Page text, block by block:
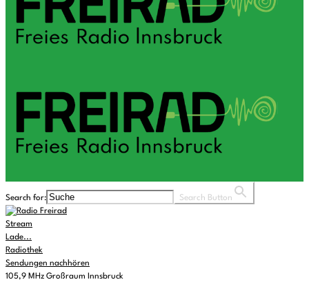
Search for: Search Button
Stream
Lade...
Radiothek
Sendungen nachhören
105,9 MHz Großraum Innsbruck